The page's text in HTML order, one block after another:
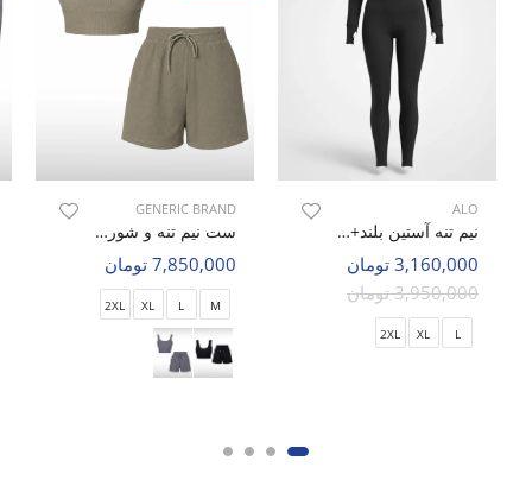
ALO
نیم تنه آستین بلند+لگ ورزشی زنانه الو Alo Hyper Fit W
3,160,000 تومان
3,950,000 تومان
L
XL
2XL
GENERIC BRAND
ست نیم تنه و شورتک ورزشی زنانه بدون برند Active Charm W
7,850,000 تومان
M
L
XL
2XL